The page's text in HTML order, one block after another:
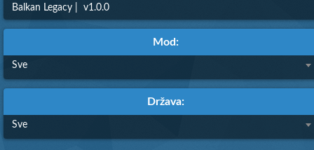
Mod:
Sve
Država:
Sve